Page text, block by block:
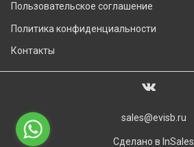
Пользовательское соглашение
Политика конфиденциальности
Контакты
sales@evisb.ru
Сделано в InSales